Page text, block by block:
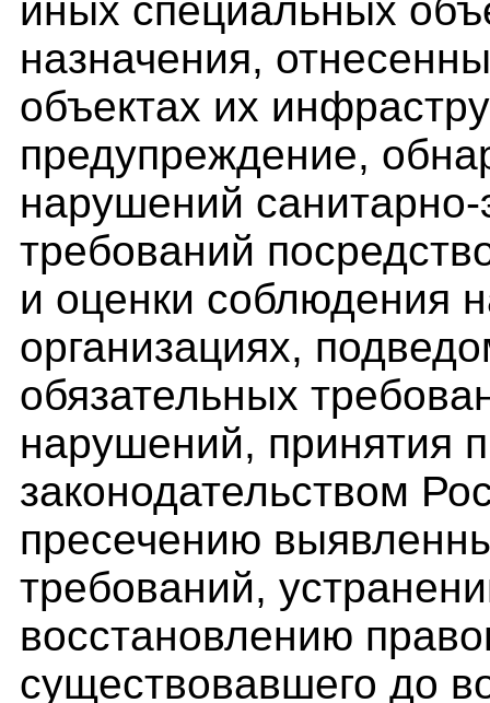
иных специальных
назначения,
объектах их
предупреждение,
нарушений
требований
и оценки соблюдения
организациях,
обязательных
нарушений, принятия
законодательством
пресечению
требований,
восстановлению
существовавшего до